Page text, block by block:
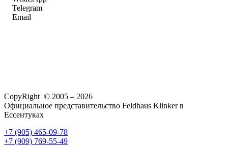
Telegram
Email
CopyRight © 2005 – 2026
Официальное представительство Feldhaus Klinker в
Ессентуках
+7 (905) 465-09-78
+7 (909) 769-55-49